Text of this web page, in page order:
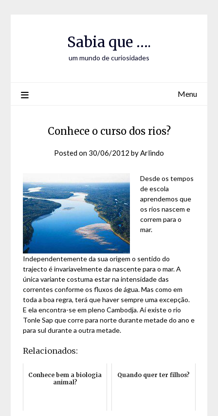
Sabia que ….
um mundo de curiosidades
Menu
Conhece o curso dos rios?
Posted on 30/06/2012 byArlindo
Desde os tempos
de escola
aprendemos que
os rios nascem e
correm para o
mar.
Independentemente da sua origem o sentido do
trajecto é invariavelmente da nascente para o mar. A
única variante costuma estar na intensidade das
correntes conforme os fluxos de água. Mas como em
toda a boa regra, terá que haver sempre uma excepção.
E ela encontra-se em pleno Cambodja. Aí existe o rio
Tonle Sap que corre para norte durante metade do ano e
para sul durante a outra metade.
Relacionados:
Conhece bem a biologia
animal?
Quando quer ter filhos?